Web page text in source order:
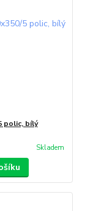
polic, bílý
Skladem